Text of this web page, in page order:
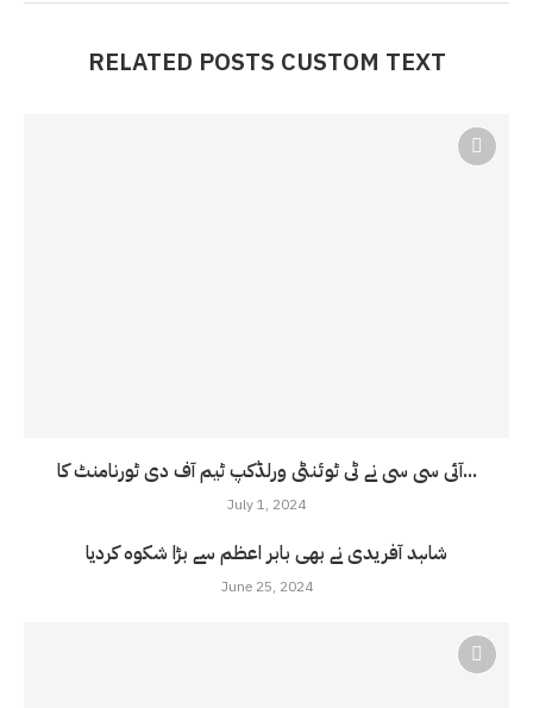
RELATED POSTS CUSTOM TEXT
آئی سی سی نے ٹی ٹوئنٹی ورلڈکپ ٹیم آف دی ٹورنامنٹ کا...
July 1, 2024
شاہد آفریدی نے بھی بابر اعظم سے بڑا شکوہ کردیا
June 25, 2024